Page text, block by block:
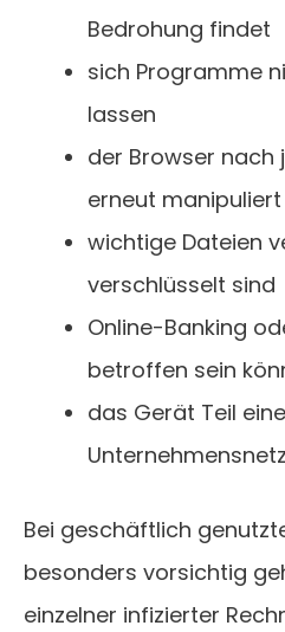
Bedrohung findet
sich Programme
lassen
der Browser nach
erneut
wichtige Dateien
verschlüsselt sind
Online-Banking
betroffen sein
das Gerät Teil
Bei geschäftlich
besonders vorsichtig
einzelner infizierter